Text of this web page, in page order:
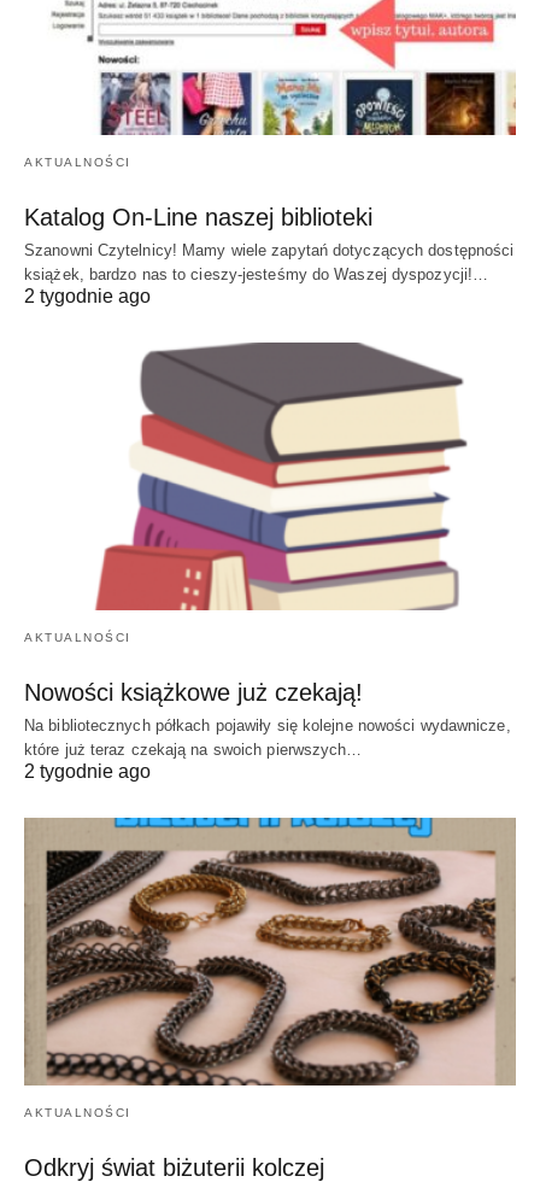
AKTUALNOŚCI
Katalog On-Line naszej biblioteki
Szanowni Czytelnicy! Mamy wiele zapytań dotyczących dostępności
książek, bardzo nas to cieszy-jesteśmy do Waszej dyspozycji!…
2 tygodnie ago
AKTUALNOŚCI
Nowości książkowe już czekają!
Na bibliotecznych półkach pojawiły się kolejne nowości wydawnicze,
które już teraz czekają na swoich pierwszych…
2 tygodnie ago
AKTUALNOŚCI
Odkryj świat biżuterii kolczej